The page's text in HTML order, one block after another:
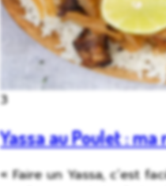
3
Yassa au Poulet :
« Faire un Yassa, c’est